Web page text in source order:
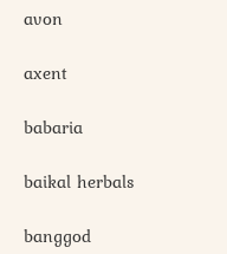
avon
axent
babaria
baikal herbals
banggod